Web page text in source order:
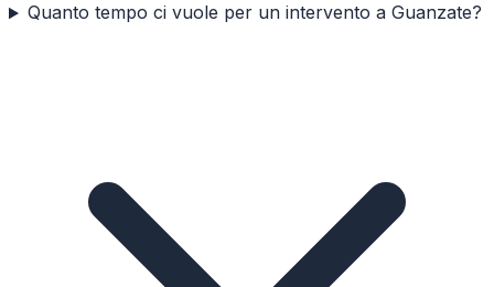
Quanto tempo ci vuole per un intervento a Guanzate?